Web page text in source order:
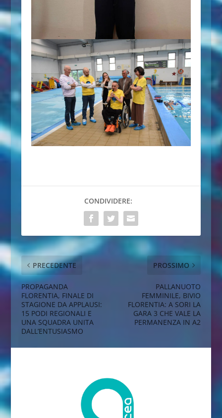
CONDIVIDERE:
PRECEDENTE
PROPAGANDA
FLORENTIA, FINALE DI
STAGIONE DA APPLAUSI:
15 PODI REGIONALI E
UNA SQUADRA UNITA
DALL’ENTUSIASMO
PROSSIMO
PALLANUOTO
FEMMINILE, BIVIO
FLORENTIA: A SORI LA
GARA 3 CHE VALE LA
PERMANENZA IN A2